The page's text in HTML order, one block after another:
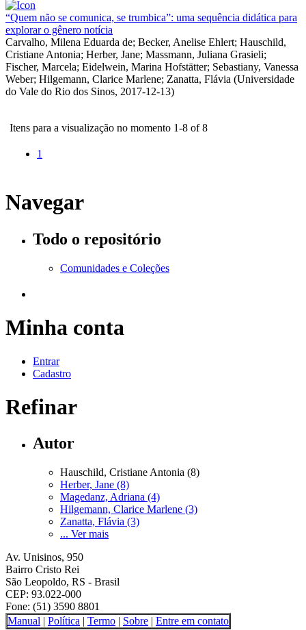
“Quem não se comunica, se trumbica”: uma sequência didática para
explorar o gênero notícia
Carvalho, Milena Eduarda de; Becker, Anelise Ehlert; Hauschild,
Cristiane Antonia; Herber, Jane; Massmann, Juliana Grasieli;
Fischer, Marcela; Eidelwein, Marina Hofstätter; Sebastiany, Vanessa
Weber; Hilgemann, Clarice Marlene; Zanatta, Flávia (Universidade
do Vale do Rio dos Sinos, 2017-12-13)
Itens para a visualização no momento 1-8 of 8
1
Navegar
Todo o repositório
Comunidades e Coleções
Minha conta
Entrar
Cadastro
Refinar
Autor
Hauschild, Cristiane Antonia (8)
Herber, Jane (8)
Magedanz, Adriana (4)
Hilgemann, Clarice Marlene (3)
Zanatta, Flávia (3)
... Ver mais
Av. Unisinos, 950
Bairro Cristo Rei
São Leopoldo, RS - Brasil
CEP: 93.022-000
Fone: (51) 3590 8801
Manual | Política | Termo | Sobre | Entre em contato